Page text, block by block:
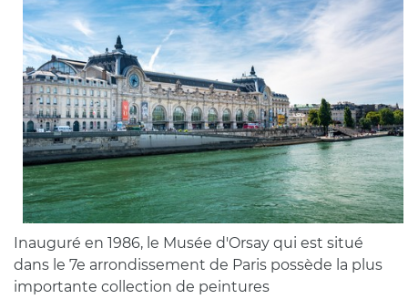
Inauguré en 1986, le Musée d'Orsay qui est situé
dans le 7e arrondissement de Paris possède la plus
importante collection de peintures